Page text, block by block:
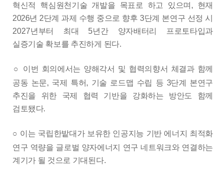
혁신적 핵심원천기술 개발을 목표로 하고 있으며 , 현재
2026년 2단계 과제 수행 중으로 향후 3단계 본연구 선정 시
2027년부터 최대 5년간 양자배터리 프로토타입과
실증기술 확보를 추진하게 된다.
○
이번 회의에서는 양해각서 및 협력의향서 체결과 함께
공동 논문, 국제 특허, 기술 로드맵 수립 등 3단계 본연구
추진을 위한 국제 협력 기반을 강화하는 방안도 함께
검토됐다.
○ 이는 국립한밭대가 보유한 인공지능 기반 에너지 최적화
연구 역량을 글로벌 양자에너지 연구 네트워크와 연결하는
계기가 될 것으로 기대된다.